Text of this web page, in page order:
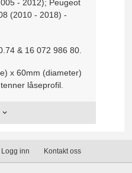
- 2012); Peugeot
(2010 - 2018) -
& 16 072 986 80.
x 60mm (diameter)
låseprofil.
Logg inn Kontakt oss